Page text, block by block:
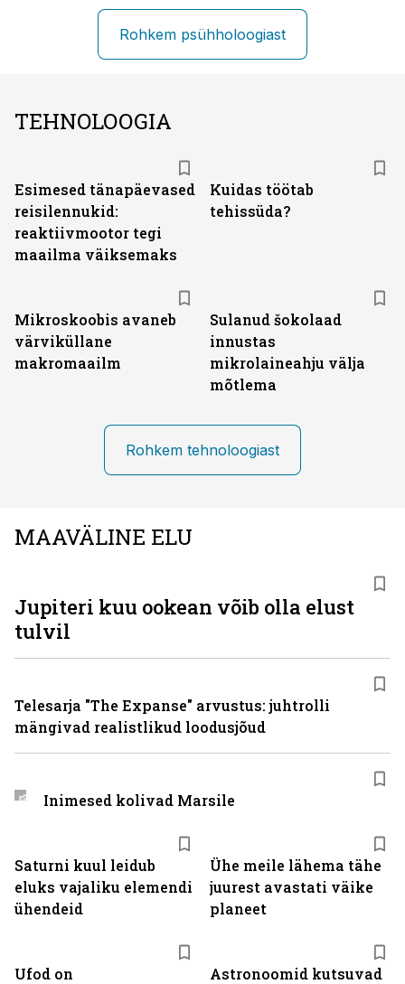
Rohkem psühholoogiast
TEHNOLOOGIA
Esimesed tänapäevased
reisilennukid:
reaktiivmootor tegi
maailma väiksemaks
Kuidas töötab
tehissüda?
Mikroskoobis avaneb
värviküllane
makromaailm
Sulanud šokolaad
innustas
mikrolaineahju välja
mõtlema
Rohkem tehnoloogiast
MAAVÄLINE ELU
Saturni kuul leidub
eluks vajaliku elemendi
ühendeid
Ühe meile lähema tähe
juurest avastati väike
planeet
Ufod on Astronoomid kutsuvad
Jupiteri kuu ookean võib olla elust
tulvil
Telesarja "The Expanse" arvustus: juhtrolli
mängivad realistlikud loodusjõud
Inimesed kolivad Marsile